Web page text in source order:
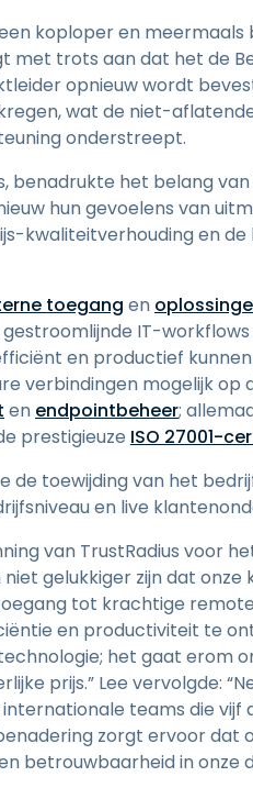
via
met
voor
koploper en
trots aan dat het de
opnieuw wordt
wat de niet-
onderstreept.
benadrukte het belang
hun gevoelens van
kwaliteitverhouding en
toegang en
IT-workflows
en productief
verbindingen mogelijk op
en endpointbeheer;
prestigieuze ISO 27001-
de toewijding van het
en live
van TrustRadius voor
gelukkiger zijn dat onze
tot krachtige
en productiviteit te
het gaat erom
prijs.” Lee vervolgde:
teams die vijf
zorgt ervoor dat
betrouwbaarheid in onze